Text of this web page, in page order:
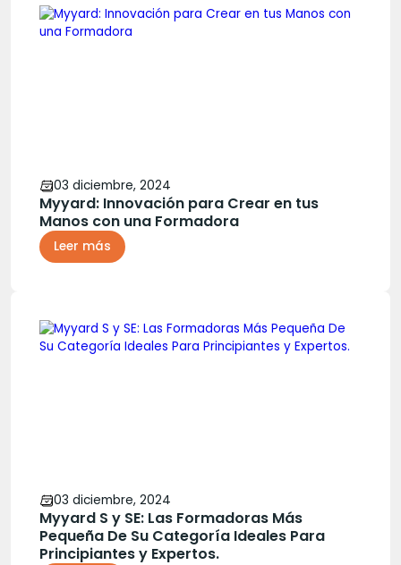
03 diciembre, 2024
Myyard: Innovación para Crear en tus
Manos con una Formadora
Leer más
03 diciembre, 2024
Myyard S y SE: Las Formadoras Más
Pequeña De Su Categoría Ideales Para
Principiantes y Expertos.